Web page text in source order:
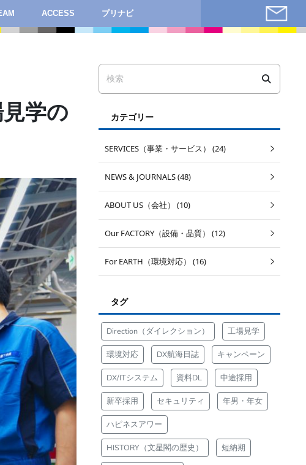
ACCESS プリナビ
学の
カテゴリー
SERVICES（事業・サービス） (24)
NEWS & JOURNALS (48)
ABOUT US（会社） (10)
Our FACTORY（設備・品質） (12)
For EARTH（環境対応） (16)
タグ
Direction（ダイレクション） 工場見学
環境対応 DX航海日誌 キャンペーン
DX/ITシステム 資料DL 中途採用
新卒採用 セキュリティ 年男・年女
ハピネスアワー
HISTORY（文星閣の歴史） 短納期